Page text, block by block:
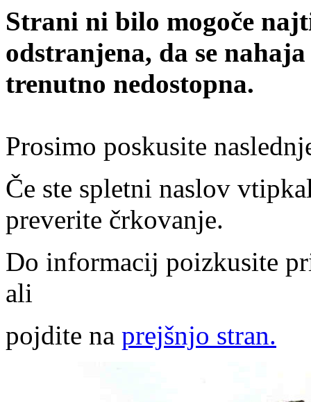
Strani ni bilo mogoče
odstranjena, da se
trenutno nedostopna.
Prosimo poskusite
Če ste spletni naslov
preverite črkovanje.
Do informacij poizkusite
ali
pojdite na prejšnjo stran.